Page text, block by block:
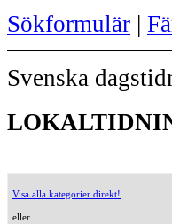
Sökformulär |
Svenska
Visa alla kategorier direkt!
eller